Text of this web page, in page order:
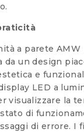
a parete AMW
da un design
e
LED a
visualizzare la
di
di errore. I